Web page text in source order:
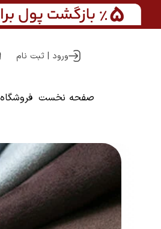
ورود | ثبت نام
صفحه نخست فروشگاه